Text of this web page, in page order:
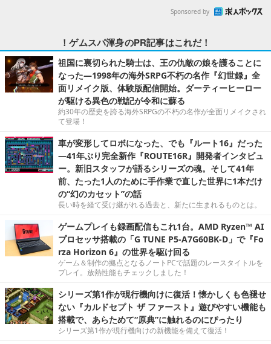
Sponsored by
！ゲムスパ渾身のPR記事はこれだ！
祖国に裏切られた騎士は、王の仇敵の娘を護ることに
なった―1998年の海外SRPG不朽の名作『幻世録』全
面リメイク版、体験版配信開始。ダーティーヒーロー
が駆ける異色の戦記が令和に蘇る
約30年の歴史を誇る海外SRPGの不朽の名作が全面リメイクされ
て登場！
車が変形してロボになった、でも『ルート16』だった
―41年ぶり完全新作『ROUTE16R』開発者インタビュ
ー。新旧スタッフが語るシリーズの魂。そして41年
前、たった1人のために手作業で直した世界に1本だけ
の“幻のカセット”の話
長い時を経て受け継がれる過去と、新たに生まれるものとは。
ゲームプレイも録画配信もこれ1台。AMD Ryzen™ AI
プロセッサ搭載の「G TUNE P5-A7G60BK-D」で『Fo
rza Horizon 6』の世界を駆け回る
ゲーム＆制作の拠点となるノートPCで話題のレースタイトルを
プレイ。放熱性能もチェックしました！
シリーズ第1作が現行機向けに復活！懐かしくも色褪せ
ない『カルドセプト ザ ファースト』遊びやすい機能も
搭載で、あらためて“原典”に触れるのにぴったり
シリーズ第1作が現行機向けの新機能を備えて復活！